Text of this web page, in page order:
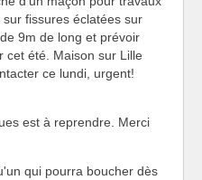
fissures éclatées sur
9m de long et prévoir
cet été. Maison sur Lille
ce lundi, urgent!
est à reprendre. Merci
qui pourra boucher dès